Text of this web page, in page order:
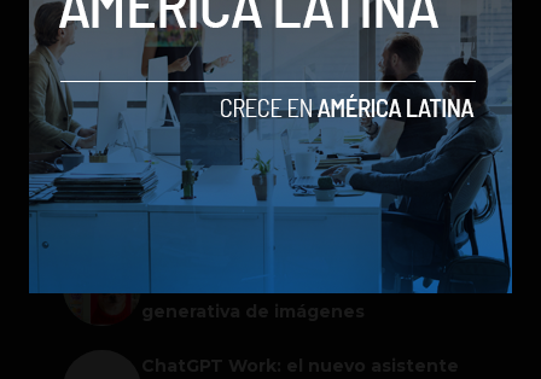
Facebook prueba anuncios en aplicaciones de
terceros
by Sergio Ramos
22 de enero de 2014
TRENDING POSTS
Meta lanza Muse Image: competirá
con modelos enfocados en IA
generativa de imágenes
ChatGPT Work: el nuevo asistente